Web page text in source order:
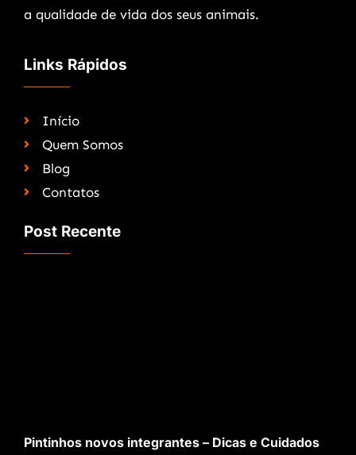
a qualidade de vida dos seus animais.
Links Rápidos
Início
Quem Somos
Blog
Contatos
Post Recente
Pintinhos novos integrantes – Dicas e Cuidados